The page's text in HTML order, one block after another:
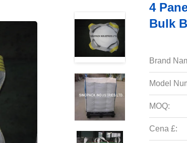
4
Bulk
Brand
Model
MOQ:
Cena £: